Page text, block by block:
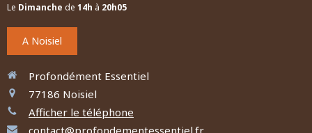
Le Dimanche de 14h à 20h05
A Noisiel
Profondément Essentiel
77186 Noisiel
Afficher le téléphone
contact@profondementessentiel.fr